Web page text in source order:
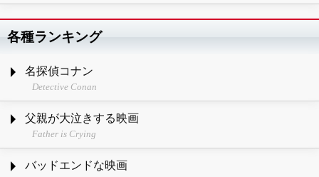
各種ランキング
名探偵コナン
Detective Conan
父親が大泣きする映画
Father is Crying
バッドエンドな映画